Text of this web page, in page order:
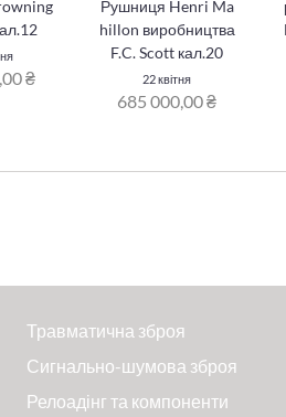
₴
Рушниця Henri Ma
hillon виробництва
F.C. Scott кал.20
22 квітня
685 000,00 ₴
Травматична зброя
Сигнально-шумова зброя
Релоадінг та компоненти